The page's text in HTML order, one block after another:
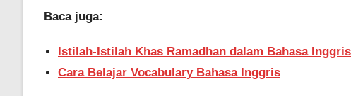
Baca juga:
Istilah-Istilah Khas Ramadhan dalam Bahasa Inggris
Cara Belajar Vocabulary Bahasa Inggris